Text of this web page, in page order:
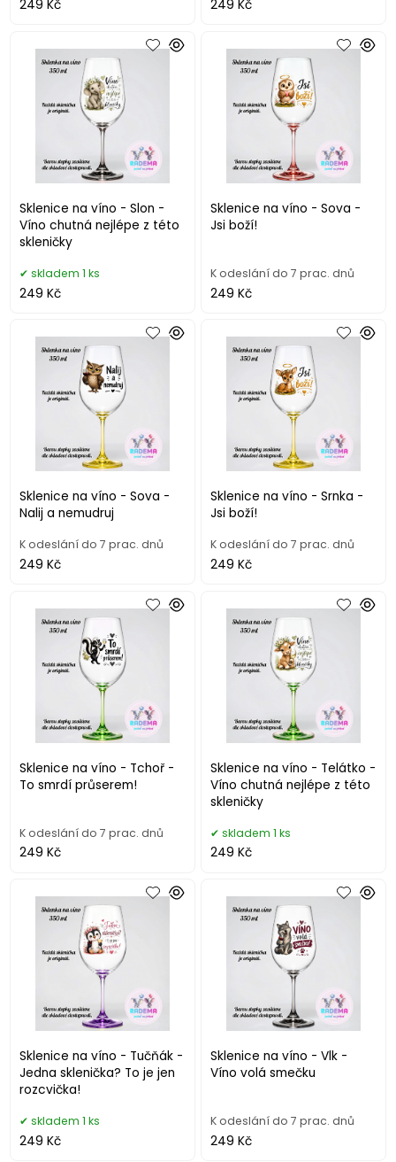
249 Kč 249 Kč
Sklenice na víno - Slon -
Víno chutná nejlépe z této
skleničky
skladem 1 ks
249 Kč
Sklenice na víno - Sova -
Jsi boží!
K odeslání do 7 prac. dnů
249 Kč
Sklenice na víno - Sova -
Nalij a nemudruj
K odeslání do 7 prac. dnů
249 Kč
Sklenice na víno - Srnka -
Jsi boží!
K odeslání do 7 prac. dnů
249 Kč
Sklenice na víno - Tchoř -
To smrdí průserem!
K odeslání do 7 prac. dnů
249 Kč
Sklenice na víno - Telátko -
Víno chutná nejlépe z této
skleničky
skladem 1 ks
249 Kč
Sklenice na víno - Tučňák -
Jedna sklenička? To je jen
rozcvička!
skladem 1 ks
249 Kč
Sklenice na víno - Vlk -
Víno volá smečku
K odeslání do 7 prac. dnů
249 Kč